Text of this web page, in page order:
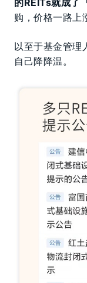
的REITs就成了
购，价格一路上
以至于基金管理
自己降降温。